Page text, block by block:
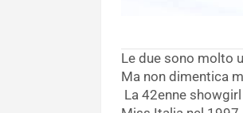
Le due sono molto
Ma non dimentica
La 42enne